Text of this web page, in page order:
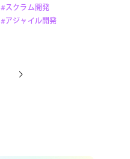
#スクラム開発
#アジャイル開発